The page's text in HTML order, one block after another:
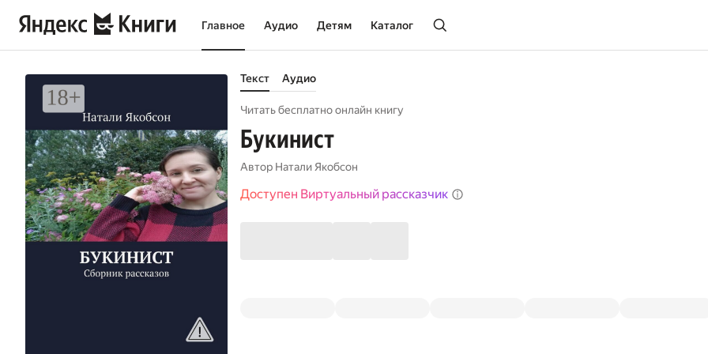
Главное Аудио Детям Каталог
Текст Аудио
Читать бесплатно онлайн книгу
Букинист
Автор Натали Якобсон
Доступен Виртуальный рассказчик